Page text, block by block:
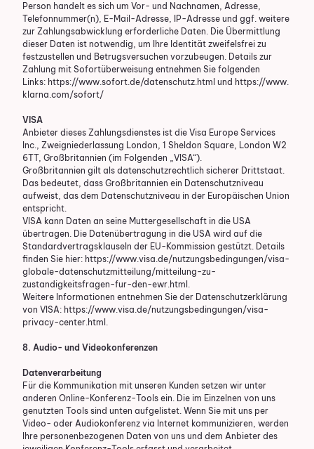
Person handelt es sich um Vor- und Nachnamen, Adresse,
Telefonnummer(n), E-Mail-Adresse, IP-Adresse und ggf. weitere
zur Zahlungsabwicklung erforderliche Daten. Die Übermittlung
dieser Daten ist notwendig, um Ihre Identität zweifelsfrei zu
festzustellen und Betrugsversuchen vorzubeugen. Details zur
Zahlung mit Sofortüberweisung entnehmen Sie folgenden
Links: https://www.sofort.de/datenschutz.html und https://www.
klarna.com/sofort/
VISA
Anbieter dieses Zahlungsdienstes ist die Visa Europe Services
Inc., Zweigniederlassung London, 1 Sheldon Square, London W2
6TT, Großbritannien (im Folgenden „VISA“).
Großbritannien gilt als datenschutzrechtlich sicherer Drittstaat.
Das bedeutet, dass Großbritannien ein Datenschutzniveau
aufweist, das dem Datenschutzniveau in der Europäischen Union
entspricht.
VISA kann Daten an seine Muttergesellschaft in die USA
übertragen. Die Datenübertragung in die USA wird auf die
Standardvertragsklauseln der EU-Kommission gestützt. Details
finden Sie hier: https://www.visa.de/nutzungsbedingungen/visa-
globale-datenschutzmitteilung/mitteilung-zu-
zustandigkeitsfragen-fur-den-ewr.html .
Weitere Informationen entnehmen Sie der Datenschutzerklärung
von VISA: https://www.visa.de/nutzungsbedingungen/visa-
privacy-center.html .
8. Audio- und Videokonferenzen
Datenverarbeitung
Für die Kommunikation mit unseren Kunden setzen wir unter
anderen Online-Konferenz-Tools ein. Die im Einzelnen von uns
genutzten Tools sind unten aufgelistet. Wenn Sie mit uns per
Video- oder Audiokonferenz via Internet kommunizieren, werden
Ihre personenbezogenen Daten von uns und dem Anbieter des